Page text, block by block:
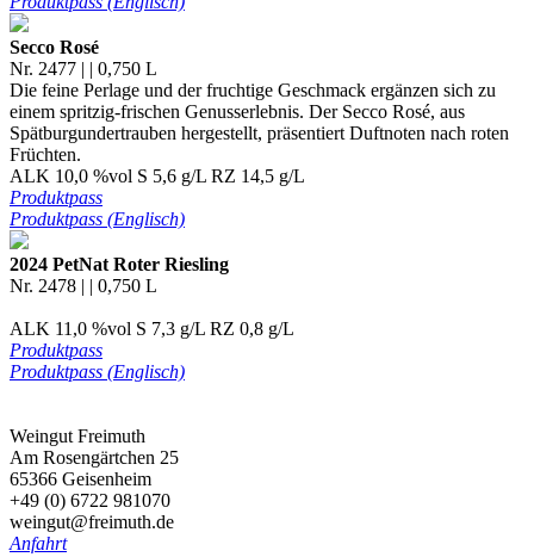
Secco Rosé
Nr. 2477 | | 0,750 L
Die feine Perlage und der fruchtige Geschmack ergänzen sich zu
einem spritzig-frischen Genusserlebnis. Der Secco Rosé, aus
Spätburgundertrauben hergestellt, präsentiert Duftnoten nach roten
Früchten.
ALK 10,0 %vol S 5,6 g/L RZ 14,5 g/L
Produktpass
Produktpass (Englisch)
2024 PetNat Roter Riesling
Nr. 2478 | | 0,750 L
ALK 11,0 %vol S 7,3 g/L RZ 0,8 g/L
Produktpass
Produktpass (Englisch)
Weingut Freimuth
Am Rosengärtchen 25
65366 Geisenheim
+49 (0) 6722 981070
weingut@freimuth.de
Anfahrt